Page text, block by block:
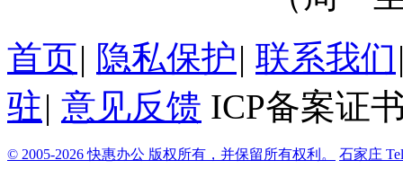
首页| 隐私保护| 联系我们
驻| 意见反馈 ICP备案证
© 2005-2026 快惠办公 版权所有，并保留所有权利。 石家庄